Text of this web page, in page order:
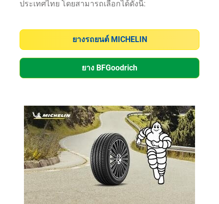
ประเทศไทย โดยสามารถเลือกได้ดังนี้:
ยางรถยนต์ MICHELIN
ยาง BFGoodrich